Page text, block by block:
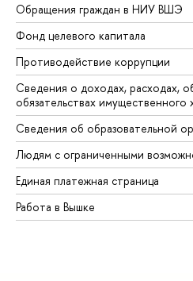
Обращения граждан в НИУ ВШЭ
Фонд целевого капитала
Противодействие коррупции
Сведения о доходах, расходах,
обязательствах имущественного
Сведения об образовательной
Людям с ограниченными
Единая платежная страница
Работа в Вышке